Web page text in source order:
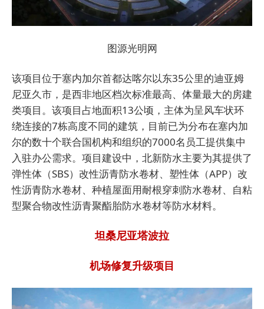
图源光明网
该项目位于塞内加尔首都达喀尔以东35公里的迪亚姆
尼亚久市，是西非地区档次标准最高、体量最大的房建
类项目。该项目占地面积13公顷，主体为呈风车状环
绕连接的7栋高度不同的建筑，目前已为分布在塞内加
尔的数十个联合国机构和组织的7000名员工提供集中
入驻办公需求。项目建设中，北新防水主要为其提供了
弹性体（SBS）改性沥青防水卷材、塑性体（APP）改
性沥青防水卷材、种植屋面用耐根穿刺防水卷材、自粘
型聚合物改性沥青聚酯胎防水卷材等防水材料。
坦桑尼亚塔波拉
机场修复升级项目